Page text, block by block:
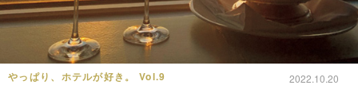
やっぱり、ホテルが好き。 Vol.9 2022.10.20